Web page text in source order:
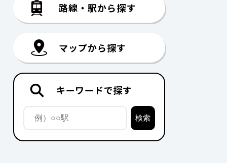
路線・駅から探す
マップから探す
キーワードで探す